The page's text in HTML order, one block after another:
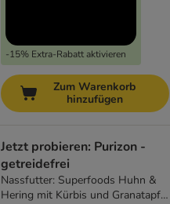
-15% Extra-Rabatt aktivieren
Zum Warenkorb
hinzufügen
Jetzt probieren: Purizon -
getreidefrei
Nassfutter: Superfoods Huhn &
Hering mit Kürbis und Granatapfel